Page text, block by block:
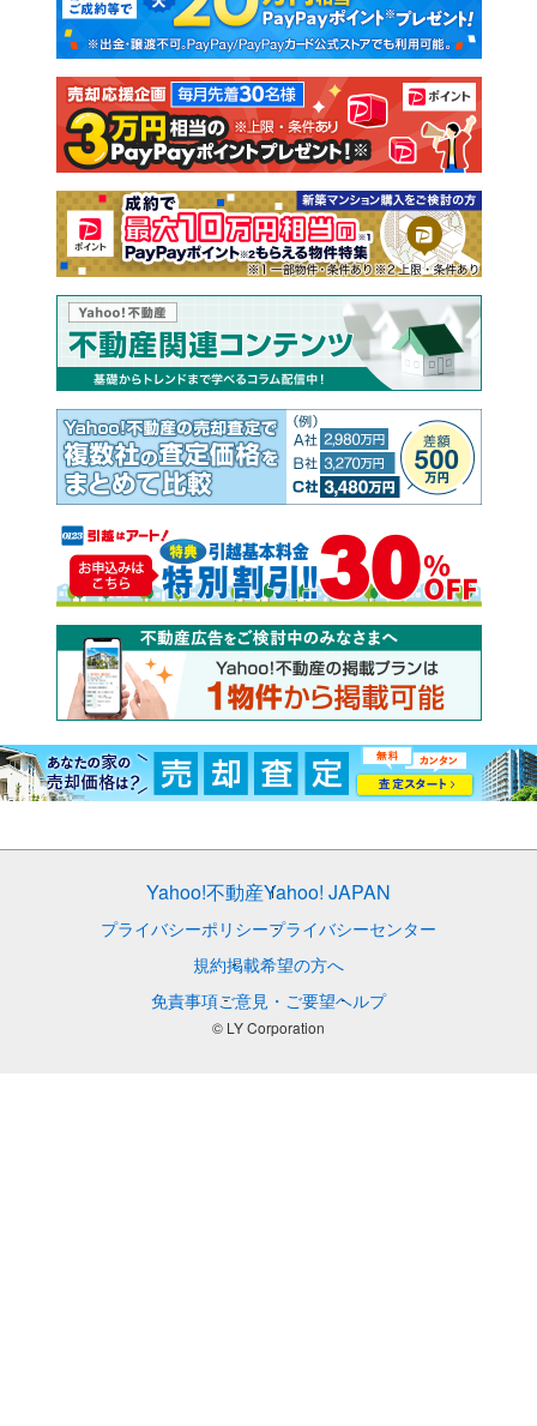
新築一戸建て 中古一戸建て
注文住宅 土地
売却査定
Yahoo!不動産Yahoo! JAPAN
プライバシーポリシープライバシーセンター
規約掲載希望の方へ
免責事項ご意見・ご要望ヘルプ
© LY Corporation